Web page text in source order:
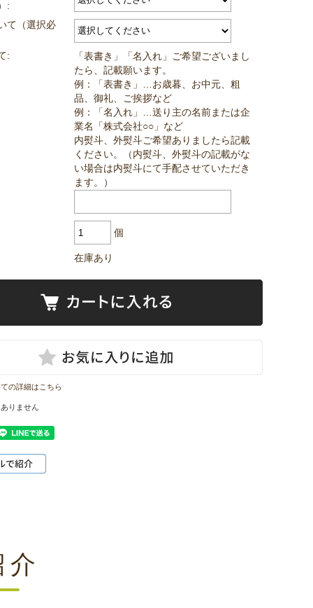
:
て（選択必
:
「表書き」「名入れ」ご希望ございまし
たら、記載願います。
例：「表書き」…お歳暮、お中元、粗
品、御礼、ご挨拶など
例：「名入れ」…送り主の名前または企
業名「株式会社○○」など
内熨斗、外熨斗ご希望ありましたら記載
ください。（内熨斗、外熨斗の記載がな
い場合は内熨斗にて手配させていただき
ます。）
個
在庫あり
の詳細はこちら
りません